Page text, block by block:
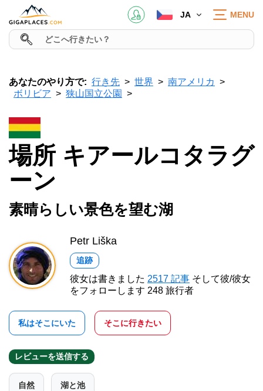
JA MENU
あなたのやり方で: 行き先 世界
南アメリカ
ボリビア
狭山国立公園
場所 キアールコタラグ
ーン
素晴らしい景色を望む湖
Petr Liška
追跡
彼女は書きました 2517 記事 そして彼/彼女
をフォローします 248 旅行者
私はそこにいた そこに行きたい
レビューを送信する
自然 湖と池